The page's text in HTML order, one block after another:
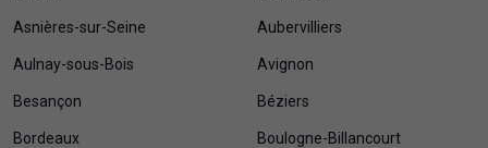
Asnières-sur-Seine Aubervilliers
Aulnay-sous-Bois Avignon
Besançon Béziers
Bordeaux Boulogne-Billancourt